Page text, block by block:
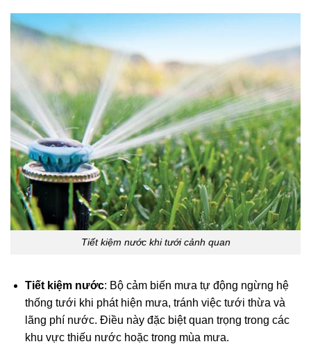
Tiết kiệm nước khi tưới cảnh quan
Tiết kiệm nước: Bộ cảm biến mưa tự động ngừng hệ
thống tưới khi phát hiện mưa, tránh việc tưới thừa và
lãng phí nước. Điều này đặc biệt quan trọng trong các
khu vực thiếu nước hoặc trong mùa mưa.